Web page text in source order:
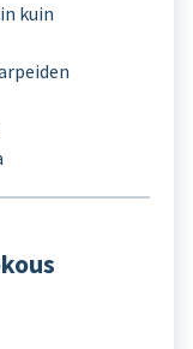
kuin